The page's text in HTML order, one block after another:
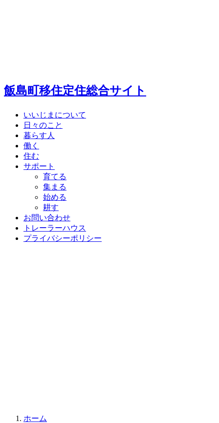
飯島町移住定住総合サイト
いいじまについて
日々のこと
暮らす人
働く
住む
サポート
育てる
集まる
始める
耕す
お問い合わせ
トレーラーハウス
プライバシーポリシー
ホーム